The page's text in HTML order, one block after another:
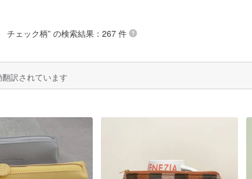
チェック柄” の検索結果：267 件
訳されています